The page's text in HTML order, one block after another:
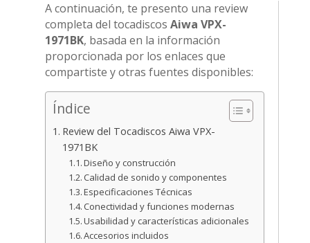
A continuación, te presento una review
completa del tocadiscos Aiwa VPX-
1971BK, basada en la información
proporcionada por los enlaces que
compartiste y otras fuentes disponibles:
Índice
Review del Tocadiscos Aiwa VPX-
1971BK
Diseño y construcción
Calidad de sonido y componentes
Especificaciones Técnicas
Conectividad y funciones modernas
Usabilidad y características adicionales
Accesorios incluidos